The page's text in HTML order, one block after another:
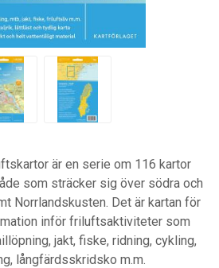
är en serie om 116 kartor
som sträcker sig över södra och
Norrlandskusten. Det är kartan för
inför friluftsaktiviteter som
jakt, fiske, ridning, cykling,
långfärdsskridsko m.m.